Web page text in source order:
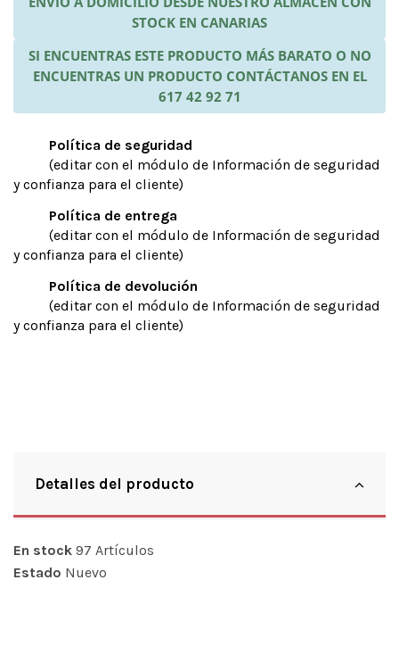
STOCK EN CANARIAS
SI ENCUENTRAS ESTE PRODUCTO MÁS BARATO O NO
ENCUENTRAS UN PRODUCTO CONTÁCTANOS EN EL
617 42 92 71
Política de seguridad
(editar con el módulo de Información de seguridad
y confianza para el cliente)
Política de entrega
(editar con el módulo de Información de seguridad
y confianza para el cliente)
Política de devolución
(editar con el módulo de Información de seguridad
y confianza para el cliente)
Detalles del producto
En stock 97 Artículos
Estado Nuevo